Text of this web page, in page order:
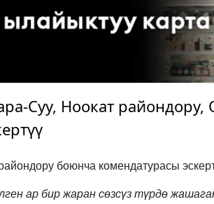
Суу, Ноокат
боюнча комендатурасы
ар бир жаран сөзсүз түрдө